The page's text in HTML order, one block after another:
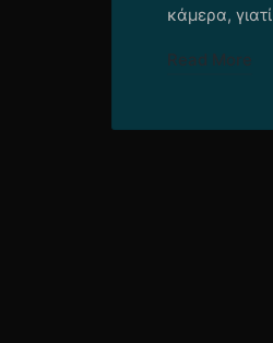
κάμερα,
Read More